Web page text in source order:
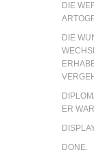
DIE
DIE
ER
DONE.